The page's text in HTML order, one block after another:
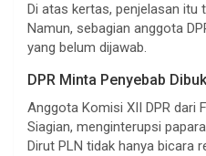
Di atas kertas, penjelasan itu
Namun, sebagian anggota
yang belum dijawab.
DPR Minta Penyebab
Anggota Komisi XII DPR dari
Siagian, menginterupsi
Dirut PLN tidak hanya bicara